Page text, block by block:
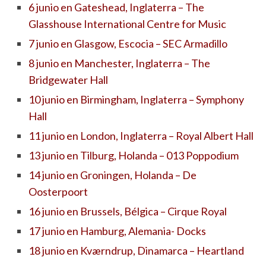
6 junio en Gateshead, Inglaterra – The
Glasshouse International Centre for Music
7 junio en Glasgow, Escocia – SEC Armadillo
8 junio en Manchester, Inglaterra – The
Bridgewater Hall
10 junio en Birmingham, Inglaterra – Symphony
Hall
11 junio en London, Inglaterra – Royal Albert Hall
13 junio en Tilburg, Holanda – 013 Poppodium
14 junio en Groningen, Holanda – De
Oosterpoort
16 junio en Brussels, Bélgica – Cirque Royal
17 junio en Hamburg, Alemania- Docks
18 junio en Kværndrup, Dinamarca – Heartland